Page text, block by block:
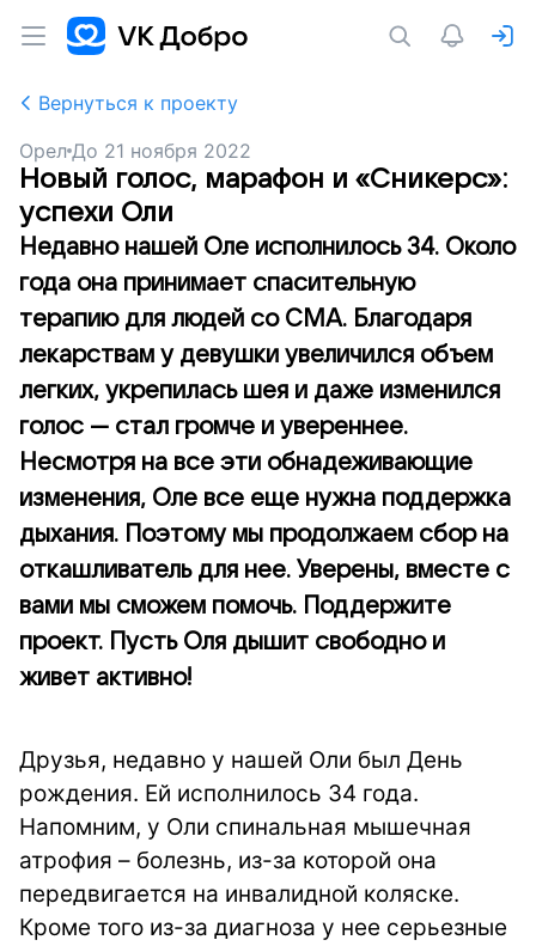
Вернуться к проекту
Орел До 21 ноября 2022
Новый голос, марафон и «Сникерс»:
успехи Оли
Недавно нашей Оле исполнилось 34. Около
года она принимает спасительную
терапию для людей со СМА. Благодаря
лекарствам у девушки увеличился объем
легких, укрепилась шея и даже изменился
голос — стал громче и увереннее.
Несмотря на все эти обнадеживающие
изменения, Оле все еще нужна поддержка
дыхания. Поэтому мы продолжаем сбор на
откашливатель для нее. Уверены, вместе с
вами мы сможем помочь. Поддержите
проект. Пусть Оля дышит свободно и
живет активно!
Друзья, недавно у нашей Оли был День
рождения. Ей исполнилось 34 года.
Напомним, у Оли спинальная мышечная
атрофия – болезнь, из-за которой она
передвигается на инвалидной коляске.
Кроме того из-за диагноза у нее серьезные